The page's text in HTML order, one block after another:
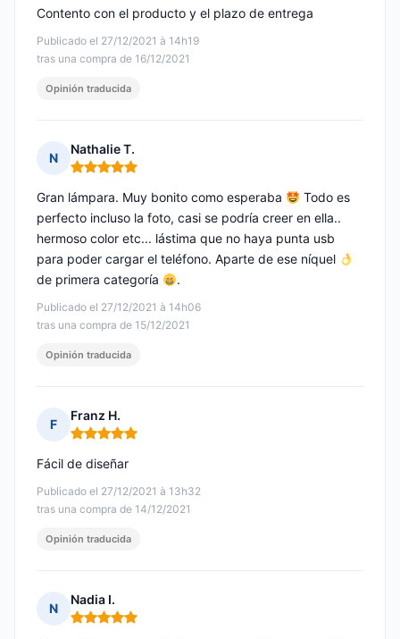
Publicado el 27/12/2021 à 14h19
tras una compra de 16/12/2021
Contento con el producto y el plazo de entrega
Opinión traducida
N
Nathalie T.
Nota: 5 de 5
Publicado el 27/12/2021 à 14h06
tras una compra de 15/12/2021
Gran lámpara. Muy bonito como esperaba
Todo es
perfecto incluso la foto, casi se podría creer en ella..
hermoso color etc... lástima que no haya punta usb
para poder cargar el teléfono. Aparte de ese níquel
de primera categoría
.
Opinión traducida
F
Franz H.
Nota: 5 de 5
Publicado el 27/12/2021 à 13h32
tras una compra de 14/12/2021
Fácil de diseñar
Opinión traducida
N
Nadia I.
Nota: 5 de 5